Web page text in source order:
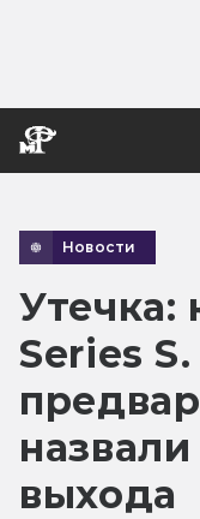
Новости
Утечка:
Series
выхода